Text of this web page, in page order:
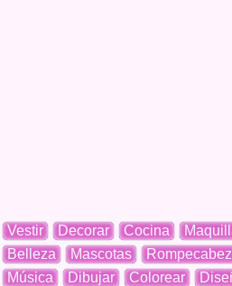
Vestir Decorar Cocina
Belleza
Mascotas
Música
Dibujar Colorear